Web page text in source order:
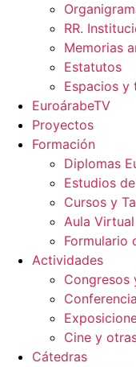
RR.
Memorias
Estatutos
Espacios y
EuroárabeTV
Proyectos
Formación
Diplomas
Estudios
Cursos y
Aula Virtual
Formulario
Actividades
Congresos
Cine y
Cátedras